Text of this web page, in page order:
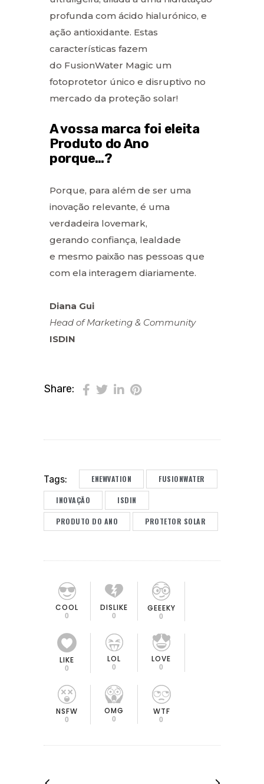
profunda com ácido hialurónico, e
ação antioxidante. Estas
características fazem
do FusionWater Magic um
fotoprotetor único e disruptivo no
mercado da proteção solar!
A vossa marca foi eleita
Produto do Ano
porque…?
Porque, para além de ser uma
inovação relevante, é uma
verdadeira lovemark,
gerando confiança, lealdade
e mesmo paixão nas pessoas que
com ela interagem diariamente.
Diana Gui
Head of Marketing & Community
ISDIN
Share:
Tags: ENEWVATION FUSIONWATER
INOVAÇÃO ISDIN
PRODUTO DO ANO PROTETOR SOLAR
COOL
0
DISLIKE
0
GEEEKY
0
LIKE
0
LOL
0
LOVE
0
NSFW
0
OMG
0
WTF
0